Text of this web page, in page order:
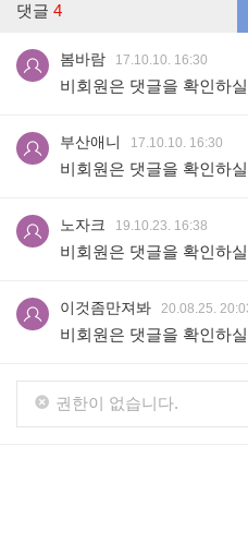
댓글 4
봄바람 17.10.10. 16:30
비회원은 댓글을 확인하
부산애니 17.10.10. 16:30
비회원은 댓글을 확인하
노자크 19.10.23. 16:38
비회원은 댓글을 확인하
이것좀만져봐 20.08.25.
비회원은 댓글을 확인하
권한이 없습니다.